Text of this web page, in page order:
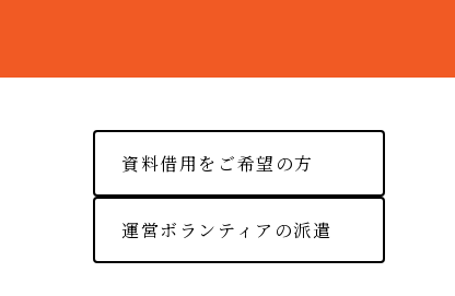
資料借用をご希望の方
運営ボランティアの派遣